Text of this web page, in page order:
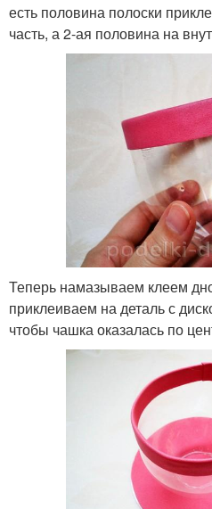
есть половина полоски
часть, а 2-ая половина на
Теперь намазываем клеем
приклеиваем на деталь с
чтобы чашка оказалась по